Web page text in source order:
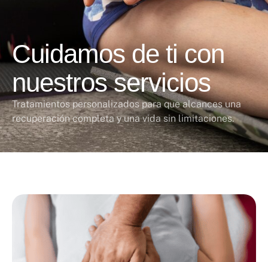
Cuidamos de ti con
nuestros servicios
Tratamientos personalizados para que alcances una
recuperación completa y una vida sin limitaciones.